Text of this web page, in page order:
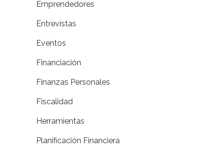
Emprendedores
Entrevistas
Eventos
Financiación
Finanzas Personales
Fiscalidad
Herramientas
Planificación Financiera